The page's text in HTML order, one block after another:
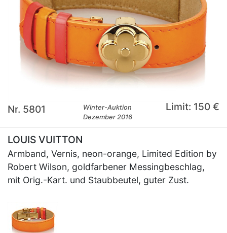
Nr. 5801
Winter-Auktion
Dezember 2016
Limit: 150 €
LOUIS VUITTON
Armband, Vernis, neon-orange, Limited Edition by
Robert Wilson, goldfarbener Messingbeschlag,
mit Orig.-Kart. und Staubbeutel, guter Zust.